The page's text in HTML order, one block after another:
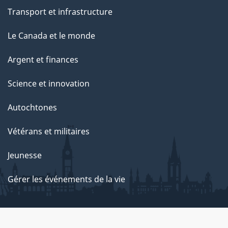
Transport et infrastructure
Le Canada et le monde
Argent et finances
Science et innovation
Autochtones
Vétérans et militaires
Jeunesse
Gérer les événements de la vie